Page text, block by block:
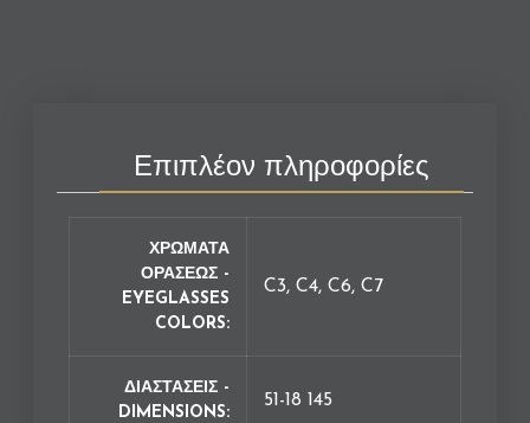
Επιπλέον πληροφορίες
ΧΡΩΜΑΤΑ
ΟΡΑΣΕΩΣ -
EYEGLASSES
COLORS
C3, C4, C6, C7
ΔΙΑΣΤΑΣΕΙΣ -
DIMENSIONS
51-18 145